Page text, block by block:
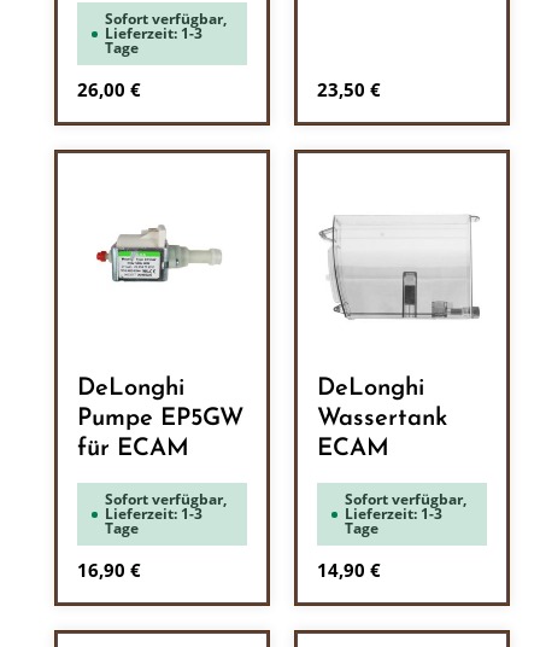
Sofort verfügbar,
Lieferzeit: 1-3
Tage
Regulärer Preis:
26,00 € Regulärer Preis:
23,50 €
DeLonghi
Pumpe EP5GW
für ECAM
Sofort verfügbar,
Lieferzeit: 1-3
Tage
Regulärer Preis:
16,90 €
DeLonghi
Wassertank
ECAM
Sofort verfügbar,
Lieferzeit: 1-3
Tage
Regulärer Preis:
14,90 €